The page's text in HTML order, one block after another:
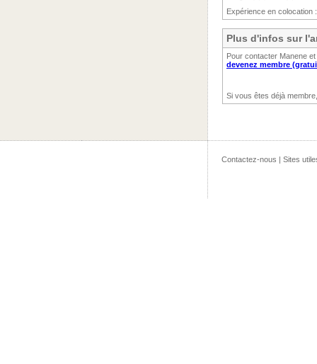
Expérience en colocation :
Plus d'infos sur
Pour contacter Manene
devenez membre
Si vous êtes déjà
Contactez-nous | Sites